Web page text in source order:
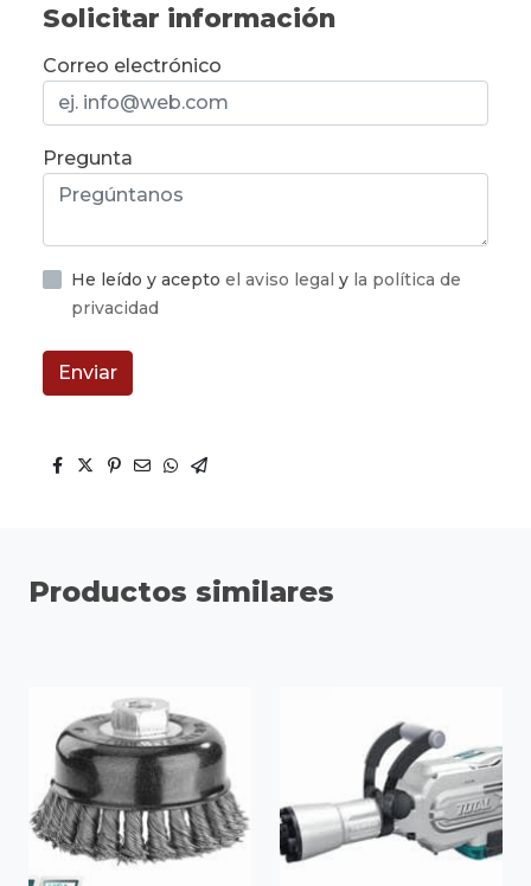
Solicitar información
Correo electrónico
Pregunta
He leído y acepto el aviso legal y la política de
privacidad
Enviar
Productos similares